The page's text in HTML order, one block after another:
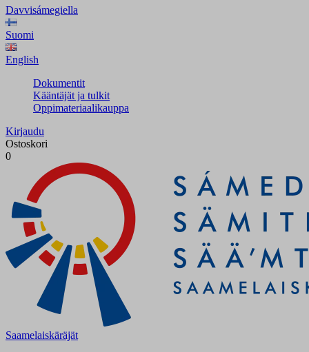
Davvisámegiella
Suomi
English
Dokumentit
Kääntäjät ja tulkit
Oppimateriaalikauppa
Kirjaudu
Ostoskori
0
Saamelaiskäräjät